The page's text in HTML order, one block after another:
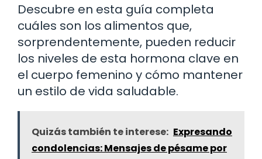
Descubre en esta guía completa
cuáles son los alimentos que,
sorprendentemente, pueden reducir
los niveles de esta hormona clave en
el cuerpo femenino y cómo mantener
un estilo de vida saludable.
Quizás también te interese: Expresando
condolencias: Mensajes de pésame por